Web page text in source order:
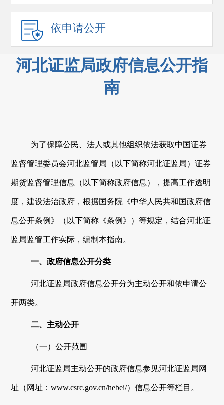
依申请公开
河北证监局政府信息公开指
南
为了保障公民、法人或其他组织依法获取中国证券
监督管理委员会河北监管局 （以下简称河北证监局）证券
期货监督管理信息（以下简称政府信息），提高工作透明
度，建设法治政府，根据国务院《中华人民共和国政府信
息公开条例》（以下简称《条例》）等规定，结合河北证
监局监管工作实际，编制本指南。
一、政府信息公开分类
河北证监局政府信息公开分为主动公开和依申请公
开两类。
二、主动公开
（一）公开范围
河北证监局主动公开的政府信息参见河北证监局网
址 （网址：www.csrc.gov.cn/hebei/）信息公开等栏目 。